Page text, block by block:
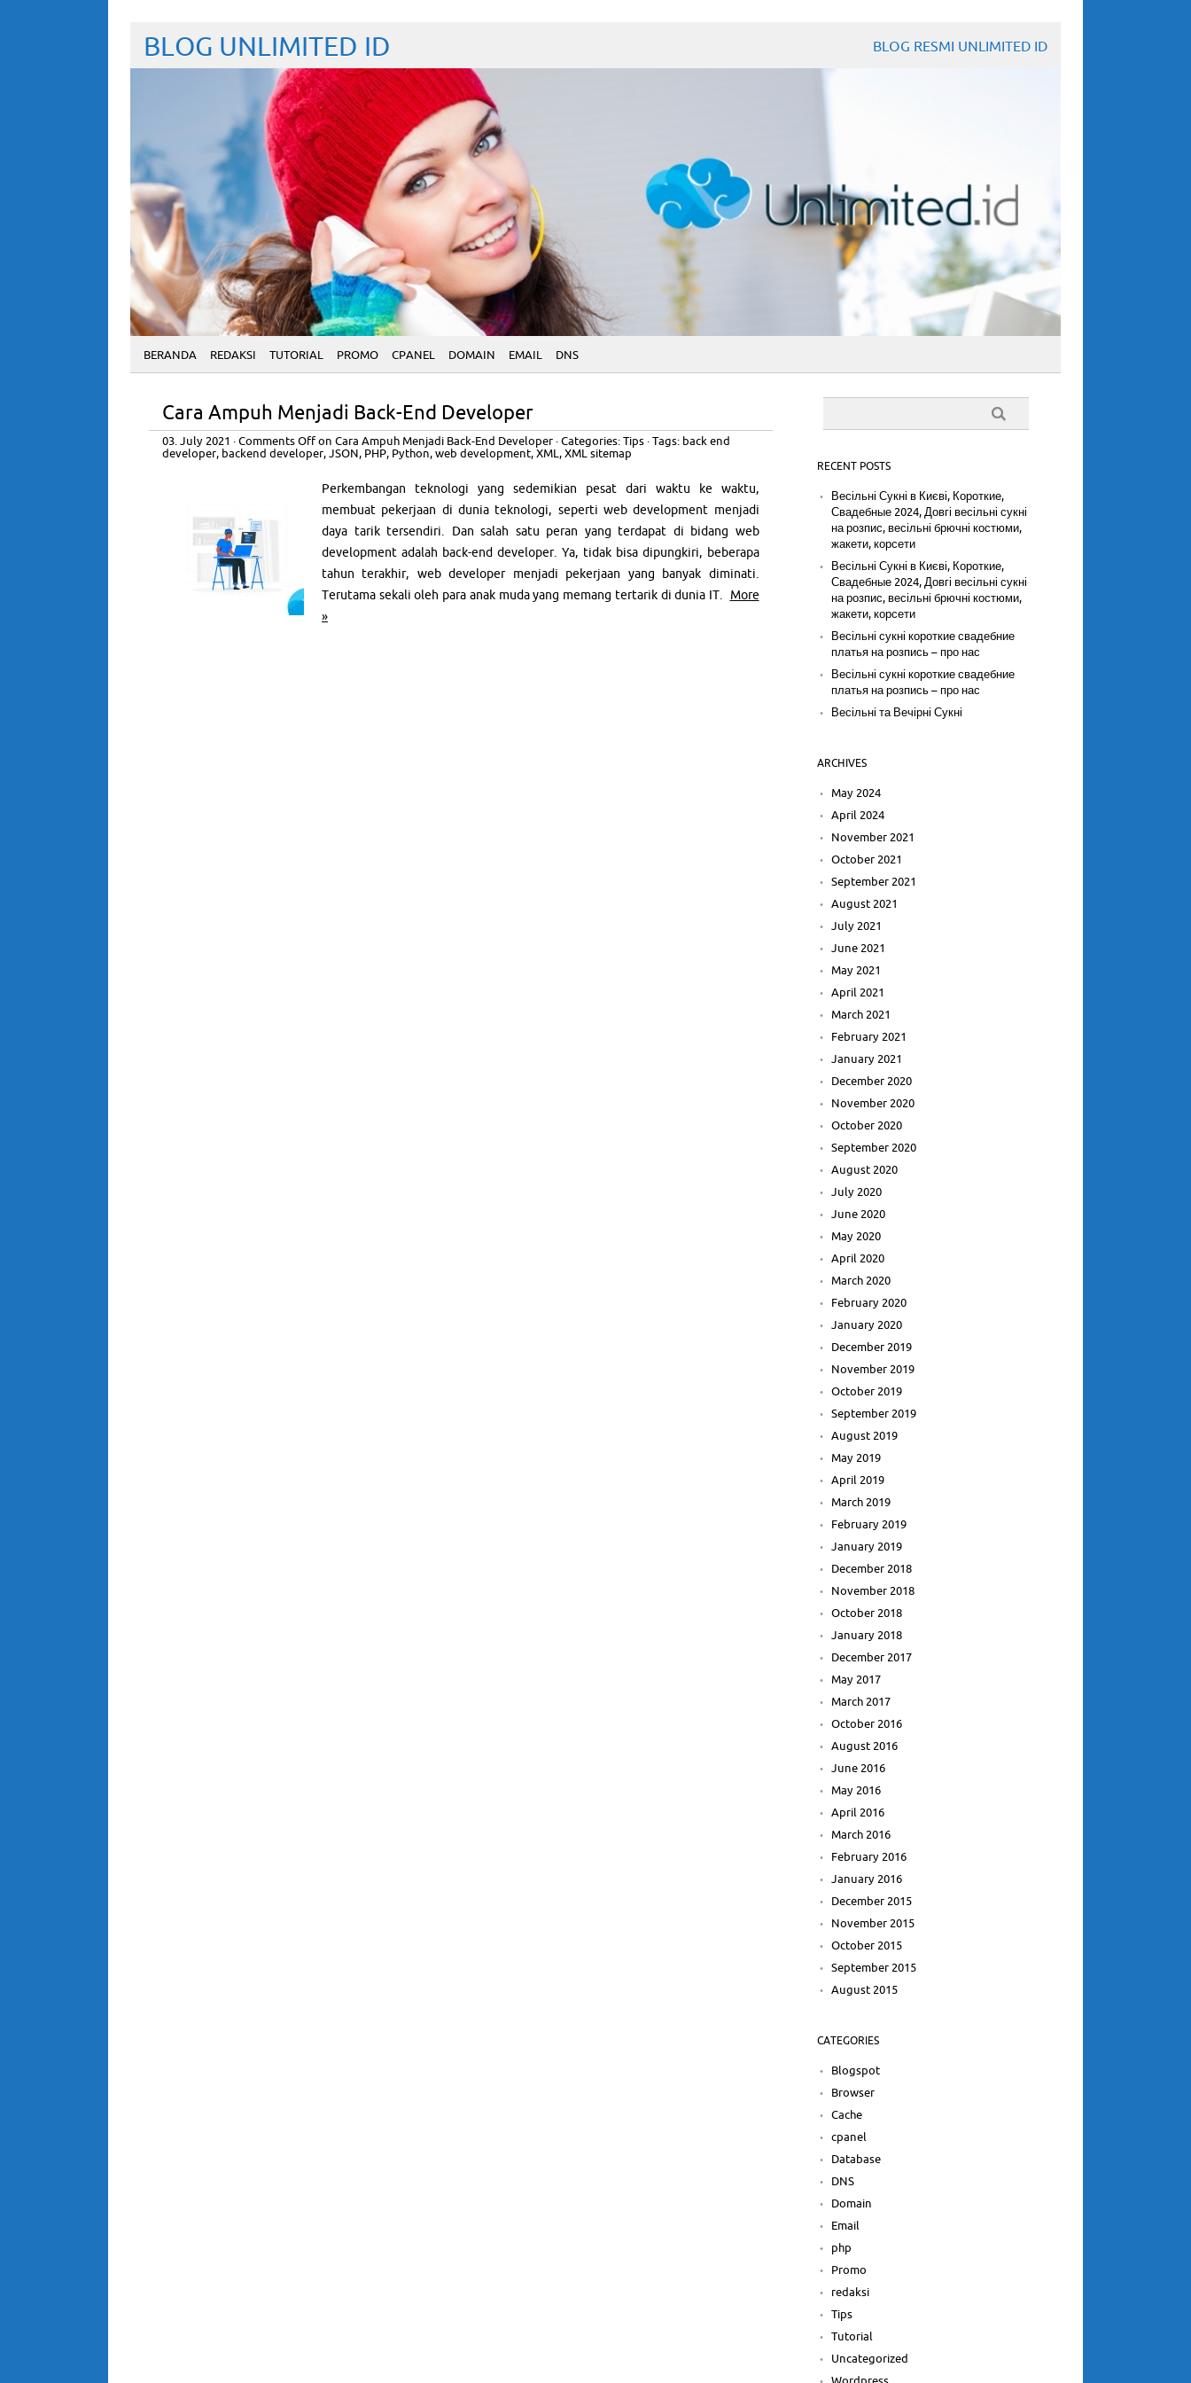
BLOG UNLIMITED ID BLOG RESMI UNLIMITED ID
BERANDA REDAKSI TUTORIAL PROMO CPANEL DOMAIN EMAIL DNS
Cara Ampuh Menjadi Back-End Developer
03. July 2021 · Comments Off on Cara Ampuh Menjadi Back-End Developer · Categories: Tips · Tags: back end
developer, backend developer, JSON , PHP, Python, web development, XML, XML sitemap
Perkembangan teknologi yang sedemikian pesat dari waktu ke waktu,
membuat pekerjaan di dunia teknologi, seperti web development menjadi
daya tarik tersendiri. Dan salah satu peran yang terdapat di bidang web
development adalah back-end developer. Ya, tidak bisa dipungkiri, beberapa
tahun terakhir, web developer menjadi pekerjaan yang banyak diminati.
Terutama sekali oleh para anak muda yang memang tertarik di dunia IT.
More
»
RECENT POSTS
Весільні Сукні в Києві, Короткие,
Свадебные 2024, Довгі весільні сукні
на розпис, весільні брючні костюми,
жакети, корсети
Весільні Сукні в Києві, Короткие,
Свадебные 2024, Довгі весільні сукні
на розпис, весільні брючні костюми,
жакети, корсети
Весільні сукні короткие свадебние
платья на розпись – про нас
Весільні сукні короткие свадебние
платья на розпись – про нас
Весільні та Вечірні Сукні
ARCHIVES
May 2024
April 2024
November 2021
October 2021
September 2021
August 2021
July 2021
June 2021
May 2021
April 2021
March 2021
February 2021
January 2021
December 2020
November 2020
October 2020
September 2020
August 2020
July 2020
June 2020
May 2020
April 2020
March 2020
February 2020
January 2020
December 2019
November 2019
October 2019
September 2019
August 2019
May 2019
April 2019
March 2019
February 2019
January 2019
December 2018
November 2018
October 2018
January 2018
December 2017
May 2017
March 2017
October 2016
August 2016
June 2016
May 2016
April 2016
March 2016
February 2016
January 2016
December 2015
November 2015
October 2015
September 2015
August 2015
CATEGORIES
Blogspot
Browser
Cache
cpanel
Database
DNS
Domain
Email
php
Promo
redaksi
Tips
Tutorial
Uncategorized